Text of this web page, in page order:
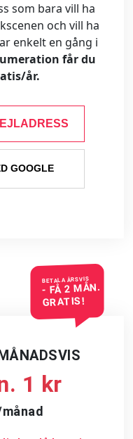
som bara vill ha
och vill ha
enkelt en gång i
får du
år.
GOOGLE
BETALA ÅRSVIS
- FÅ 2 MÅN.
GRATIS!
1 kr